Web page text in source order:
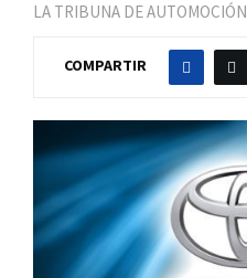
LA TRIBUNA DE AUTOMOCIÓN
COMPARTIR